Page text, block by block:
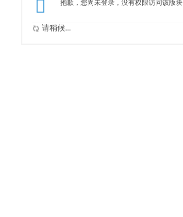
抱歉，您尚未登录，没有权限访问该版块
请稍候...